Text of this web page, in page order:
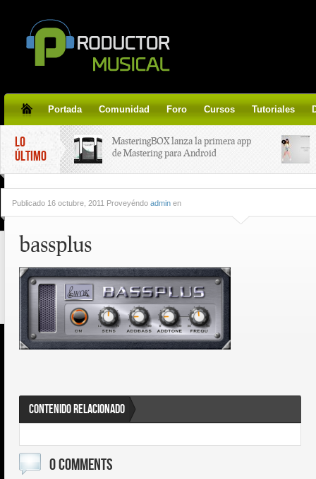
Portada Comunidad Foro Cursos Tutoriales
LO
ÚLTIMO
MasteringBOX lanza la primera app
de Mastering para Android
line gratis!
Tutorial de CLA Effects, aprende a
aplicar efectos a tus voces.
Publicado 16 octubre, 2011 Proveyéndo admin en
bassplus
CONTENIDO RELACIONADO
0 COMMENTS